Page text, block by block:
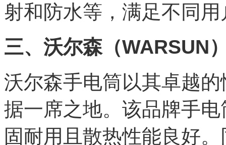
射和防水等，满足不同
三、沃尔森（WARSUN
沃尔森手电筒以其卓越
据一席之地。该品牌手
固耐用且散热性能良好